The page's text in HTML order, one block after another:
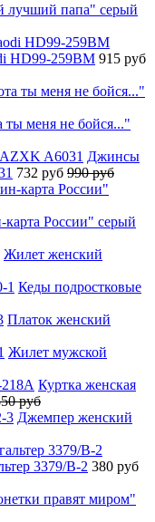
лучший папа" серый
HD99-259BM 915 руб
ты меня не бойся..."
Джинсы
732 руб 990 руб
России" серый
Жилет женский
Кеды подростковые
Платок женский
Жилет мужской
Куртка женская
руб
Джемпер женский
3379/B-2 380 руб